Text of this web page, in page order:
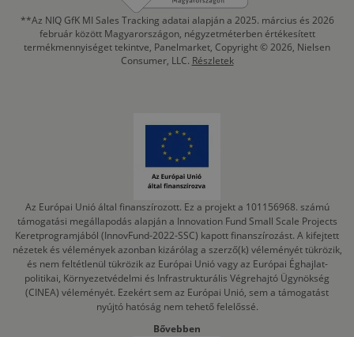
**Az NIQ GfK MI Sales Tracking adatai alapján a 2025. március és 2026
február között Magyarországon, négyzetméterben értékesített
termékmennyiséget tekintve, Panelmarket, Copyright © 2026, Nielsen
Consumer, LLC. Részletek
Az Európai Unió által finanszírozott. Ez a projekt a 101156968. számú
támogatási megállapodás alapján a Innovation Fund Small Scale Projects
Keretprogramjából (InnovFund-2022-SSC) kapott finanszírozást. A kifejtett
nézetek és vélemények azonban kizárólag a szerző(k) véleményét tükrözik,
és nem feltétlenül tükrözik az Európai Unió vagy az Európai Éghajlat-
politikai, Környezetvédelmi és Infrastrukturális Végrehajtó Ügynökség
(CINEA) véleményét. Ezekért sem az Európai Unió, sem a támogatást
nyújtó hatóság nem tehető felelőssé.
Bővebben